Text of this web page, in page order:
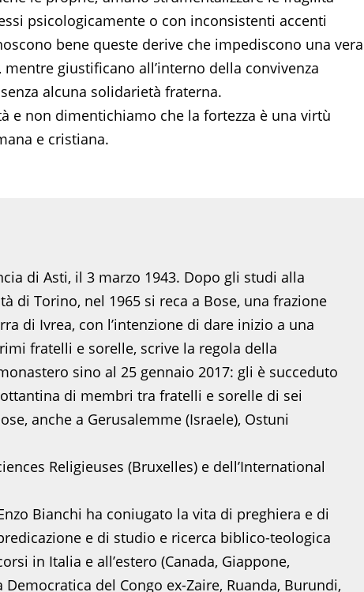
psicologicamente o con inconsistenti accenti
bene queste derive che impediscono una vera
giustificano all’interno della convivenza
alcuna solidarietà fraterna.
non dimentichiamo che la fortezza è una virtù
e cristiana.
di Asti, il 3 marzo 1943. Dopo gli studi alla
di Torino, nel 1965 si reca a Bose, una frazione
di Ivrea, con l’intenzione di dare inizio a una
fratelli e sorelle, scrive la regola della
sino al 25 gennaio 2017: gli è succeduto
di membri tra fratelli e sorelle di sei
anche a Gerusalemme (Israele), Ostuni
Religieuses (Bruxelles) e dell’International
Bianchi ha coniugato la vita di preghiera e di
e di studio e ricerca biblico-teologica
in Italia e all’estero (Canada, Giappone,
del Congo ex-Zaire, Ruanda, Burundi,